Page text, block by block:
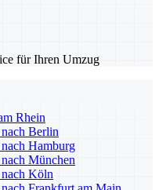
für Ihren Umzug
Rhein
Berlin
Hamburg
München
Köln